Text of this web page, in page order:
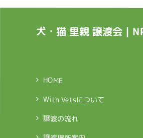
犬・猫 里親 譲渡会｜
HOME
With Vetsについて
譲渡の流れ